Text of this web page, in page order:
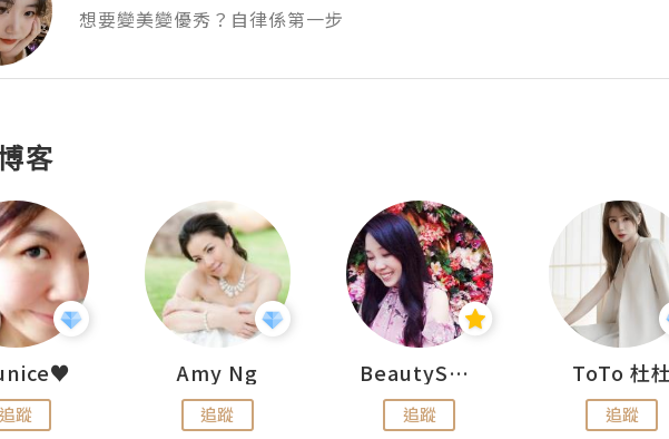
想要變美變優秀？自律係第一步
客
追蹤
Amy Ng
追蹤
BeautySearch
追蹤
ToTo 杜
追蹤